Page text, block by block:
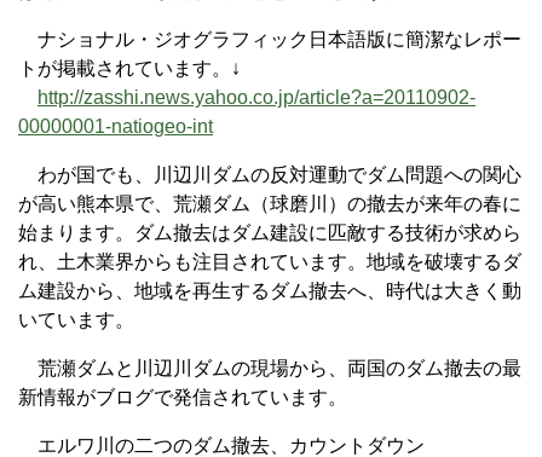
ナショナル・ジオグラフィック日本語版に簡潔なレポー
トが掲載されています。↓
http://zasshi.news.yahoo.co.jp/article?a=20110902-
00000001-natiogeo-int
わが国でも、川辺川ダムの反対運動でダム問題への関心
が高い熊本県で、荒瀬ダム（球磨川）の撤去が来年の春に
始まります。ダム撤去はダム建設に匹敵する技術が求めら
れ、土木業界からも注目されています。地域を破壊するダ
ム建設から、地域を再生するダム撤去へ、時代は大きく動
いています。
荒瀬ダムと川辺川ダムの現場から、両国のダム撤去の最
新情報がブログで発信されています。
エルワ川の二つのダム撤去、カウントダウン